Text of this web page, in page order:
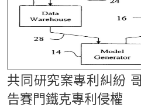
共同研究案專利糾紛
告賽門鐵克專利侵權